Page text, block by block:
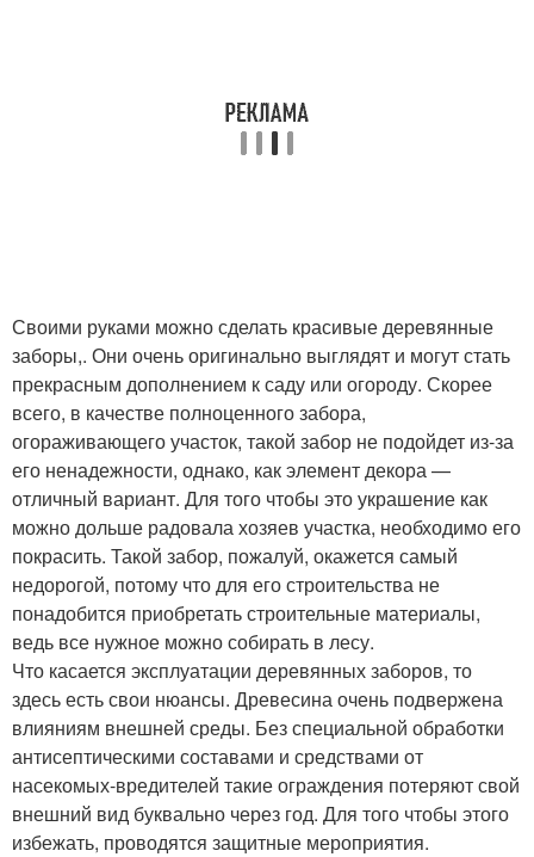
Своими руками можно сделать красивые деревянные
заборы,. Они очень оригинально выглядят и могут стать
прекрасным дополнением к саду или огороду. Скорее
всего, в качестве полноценного забора,
огораживающего участок, такой забор не подойдет из-за
его ненадежности, однако, как элемент декора —
отличный вариант. Для того чтобы это украшение как
можно дольше радовала хозяев участка, необходимо его
покрасить. Такой забор, пожалуй, окажется самый
недорогой, потому что для его строительства не
понадобится приобретать строительные материалы,
ведь все нужное можно собирать в лесу.
Что касается эксплуатации деревянных заборов, то
здесь есть свои нюансы. Древесина очень подвержена
влияниям внешней среды. Без специальной обработки
антисептическими составами и средствами от
насекомых-вредителей такие ограждения потеряют свой
внешний вид буквально через год. Для того чтобы этого
избежать, проводятся защитные мероприятия.